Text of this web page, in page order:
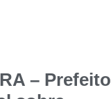
– Prefeito